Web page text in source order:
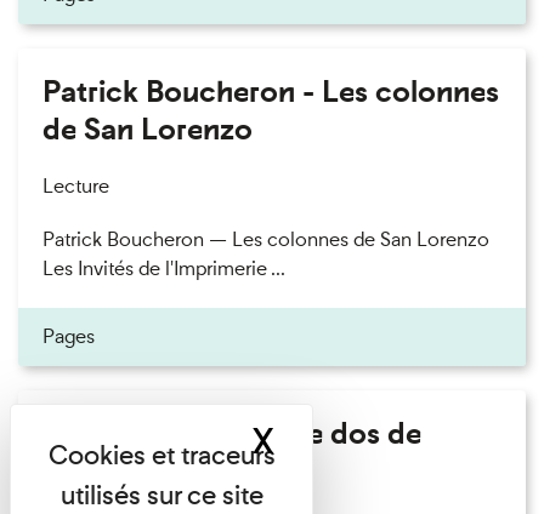
Patrick Boucheron - Les colonnes
de San Lorenzo
Lecture
Patrick Boucheron — Les colonnes de San Lorenzo
Les Invités de l'Imprimerie ...
Pages
Philippe Artières - Le dos de
l'histoire
XMasquer le